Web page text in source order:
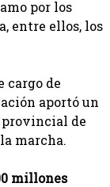
por los
entre ellos, los
cargo de
aportó un
provincial de
marcha.
millones